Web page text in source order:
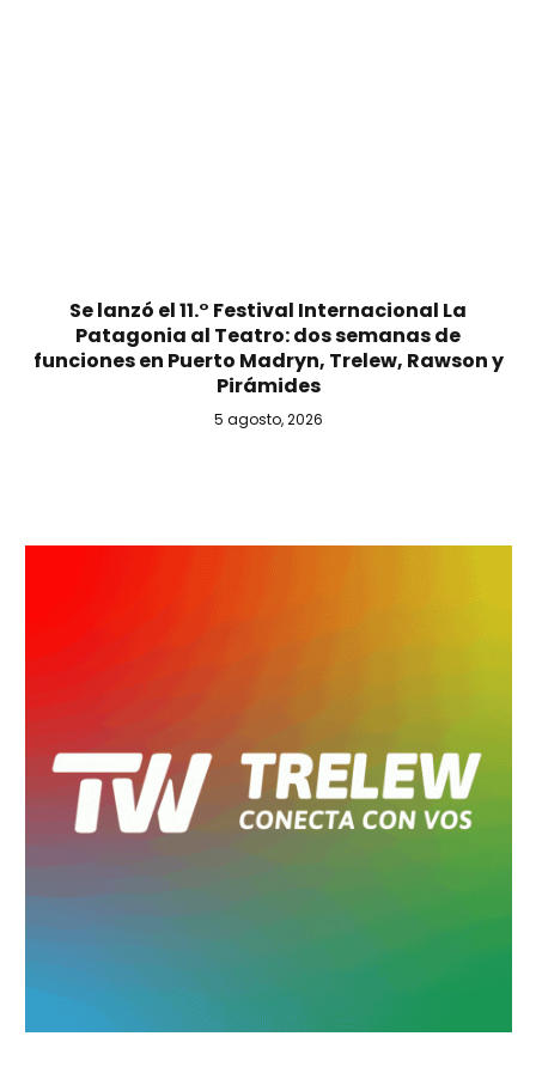
Se lanzó el 11.° Festival Internacional La
Patagonia al Teatro: dos semanas de
funciones en Puerto Madryn, Trelew, Rawson y
Pirámides
5 agosto, 2026